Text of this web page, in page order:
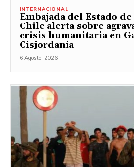
INTERNACIONAL
Embajada del Estado
Chile alerta sobre
crisis humanitaria en
Cisjordania
6 Agosto, 2026